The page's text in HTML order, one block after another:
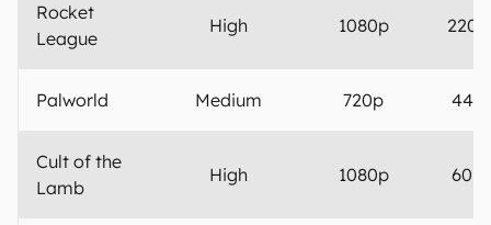
Rocket
League
High 1080p 220
Palworld Medium 720p 44
Cult of the
Lamb
High 1080p 60